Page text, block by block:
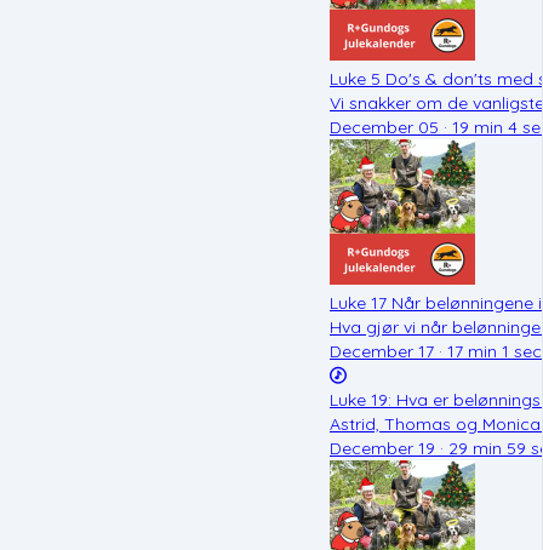
Luke 5 Do's & don'ts med
Vi snakker om de
December 05 · 19 min 4
Luke 17 Når belønningene
Hva gjør vi når
December 17 · 17 min 1 sec
Luke 19: Hva er
Astrid, Thomas og
December 19 · 29 min 59